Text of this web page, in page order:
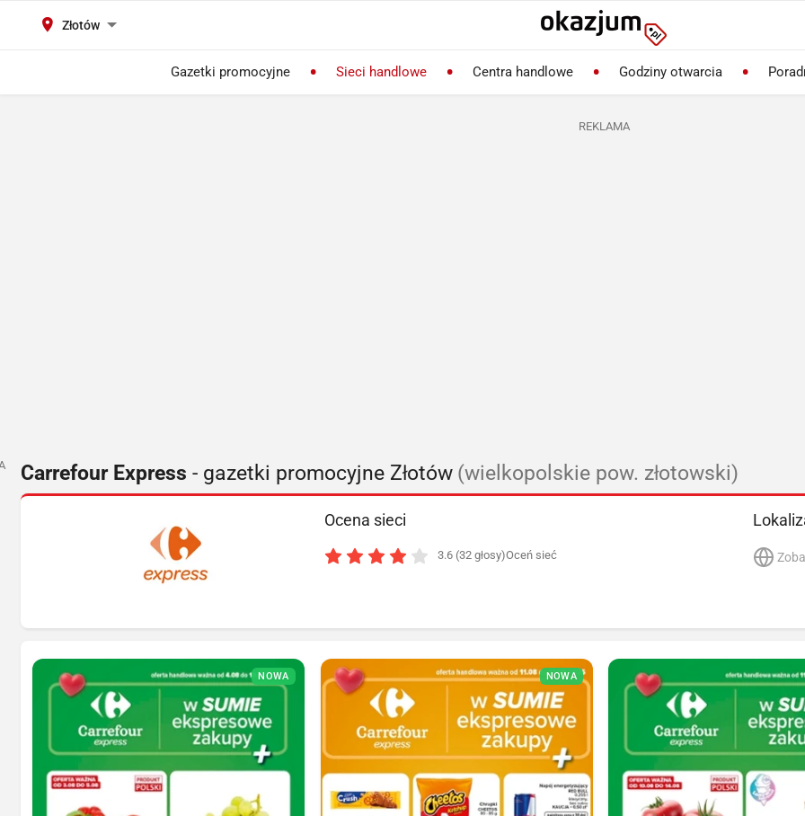
Złotów
Gazetki promocyjne Sieci handlowe Centra handlowe Godziny otwarcia
REKLAMA
Carrefour Express - gazetki promocyjne Złotów (wielkopolskie pow. złotowski)
Ocena sieci
3.6 (32 głosy)Oceń sieć
NOWA NOWA